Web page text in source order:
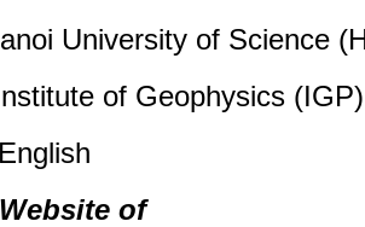
University of Science
of Geophysics (IGP)
English
of